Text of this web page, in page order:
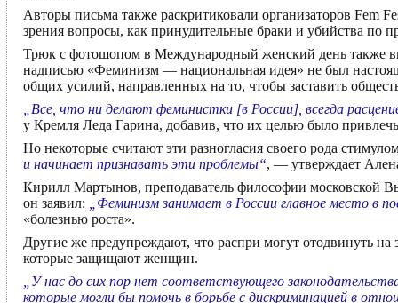
Авторы письма также раскритиковали организаторов Fem
зрения вопросы, как принудительные браки и убийства по
Трюк с фотошопом в Международный женский день также
надписью «Феминизм — национальная идея» не был
общих усилий, направленных на то, чтобы заставить
„Все, что ни делают феминистки [в России], всегда
у Кремля Леда Гарина, добавив, что их целью было
Но некоторые считают эти разногласия своего рода
и начинает признавать эти проблемы“, — утверждает
Кирилл Мартынов, преподаватель философии московской
он заявил:
„Феминизм занимает в России главное место в
«болезнью роста».
Другие же предупреждают, что распри могут отодвинуть на
которые защищают женщин.
„У нас до сих пор нет соответствующего
которые могли бы помочь в борьбе с дискриминацией в